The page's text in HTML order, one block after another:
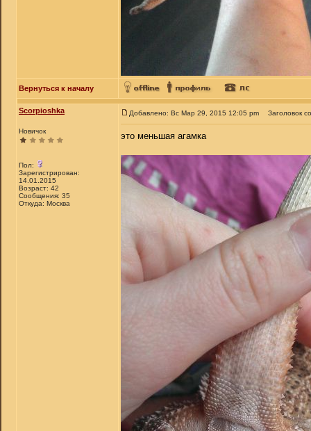
Вернуться к началу
Scorpioshka
Новичок
Пол:
Зарегистрирован:
14.01.2015
Возраст: 42
Сообщения: 35
Откуда: Москва
Добавлено: Вс Мар 29, 2015 12:05 pm Заголовок
это меньшая агамка